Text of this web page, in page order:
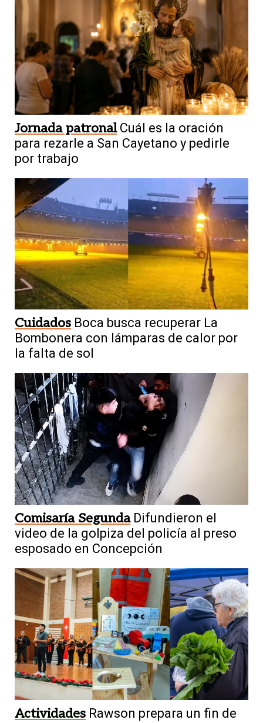
Jornada patronal Cuál es la oración
para rezarle a San Cayetano y pedirle
por trabajo
Cuidados Boca busca recuperar La
Bombonera con lámparas de calor por
la falta de sol
Comisaría Segunda Difundieron el
video de la golpiza del policía al preso
esposado en Concepción
Actividades Rawson prepara un fin de